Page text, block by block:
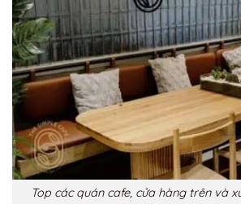
Top các quán cafe, cửa hàng trên và